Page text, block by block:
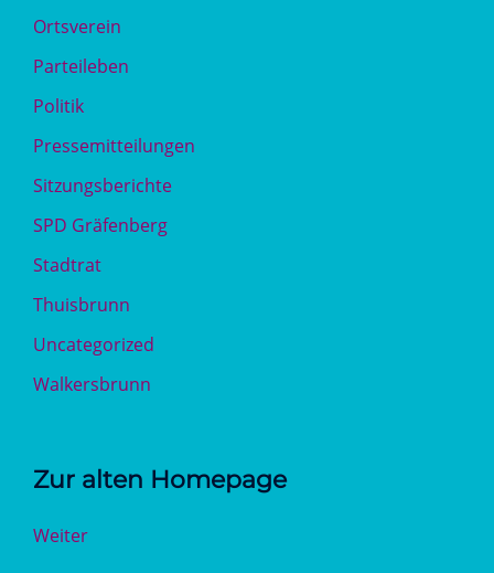
Ortsverein
Parteileben
Politik
Pressemitteilungen
Sitzungsberichte
SPD Gräfenberg
Stadtrat
Thuisbrunn
Uncategorized
Walkersbrunn
Zur alten Homepage
Weiter